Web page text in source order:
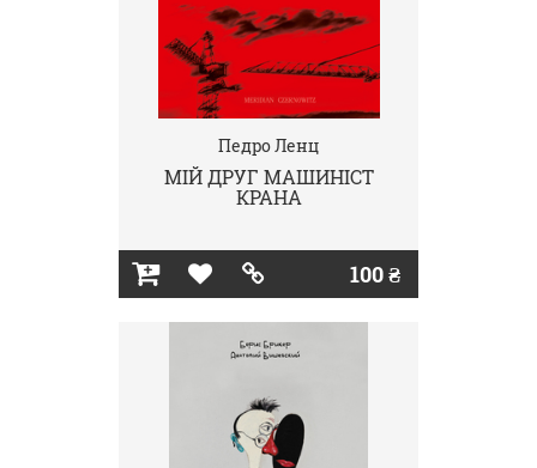
Педро Ленц
МІЙ ДРУГ МАШИНІСТ
КРАНА
100 ₴